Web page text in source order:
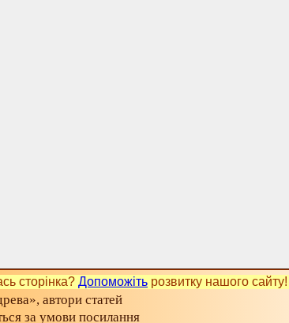
сторінка? Допоможіть розвитку нашого сайту!
автори статей
за умови посилання